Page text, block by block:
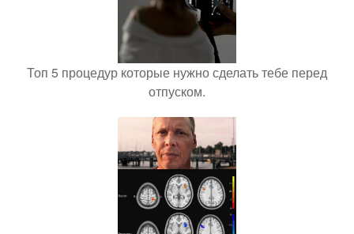
Топ 5 процедур которые нужно сделать тебе перед
отпуском.